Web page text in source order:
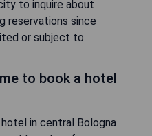
to inquire about
reservations since
or subject to
to book a hotel
in central Bologna